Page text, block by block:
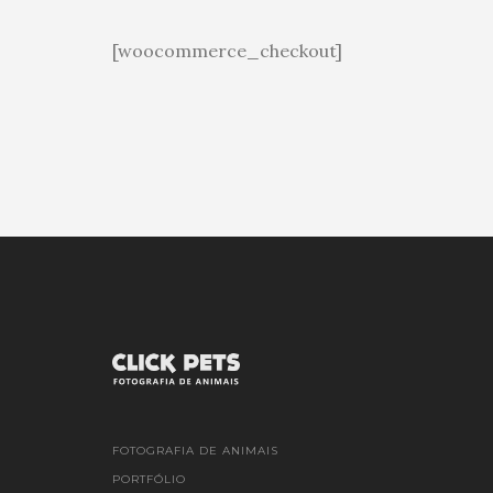
[woocommerce_checkout]
FOTOGRAFIA DE ANIMAIS
PORTFÓLIO